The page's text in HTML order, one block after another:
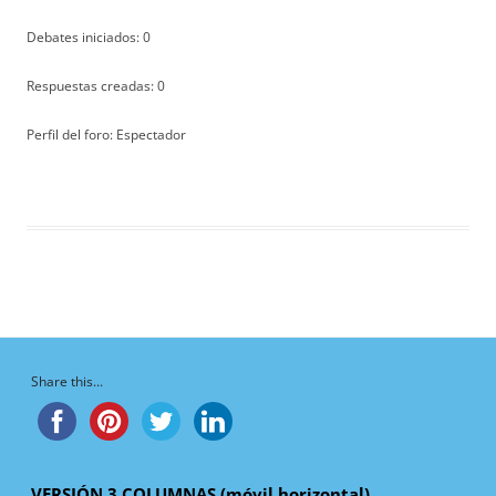
Debates iniciados: 0
Respuestas creadas: 0
Perfil del foro: Espectador
Share this...